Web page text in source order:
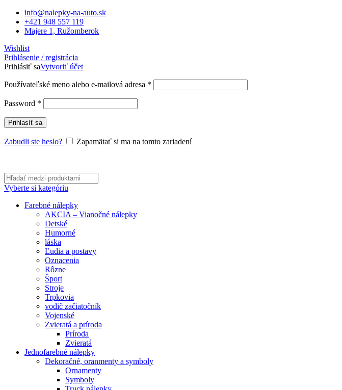
info@nalepky-na-auto.sk
+421 948 557 119
Majere 1, Ružomberok
Wishlist
Prihlásenie / registrácia
Prihlásiť saVytvoriť účet
Používateľské meno alebo e-mailová adresa *
Password *
Prihlasíť sa
Zabudli ste heslo? Zapamätať si ma na tomto zariadení
Vyberte si kategóriu
Farebné nálepky
AKCIA – Vianočné nálepky
Detské
Humorné
láska
Ľudia a postavy
Oznacenia
Rôzne
Šport
Stroje
Trpkovia
vodič začiatočník
Vojenské
Zvieratá a príroda
Príroda
Zvieratá
Jednofarebné nálepky
Dekoračné, oranmenty a symboly
Ornamenty
Symboly